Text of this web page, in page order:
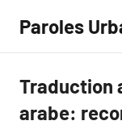
contenu
Paroles
Traduction
arabe: